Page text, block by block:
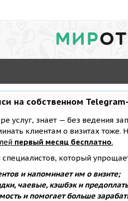
МИР
на собственном
услуг, знает — без ведения
клиентам о визитах
первый месяц бесплатно.
специалистов, который
и напоминает им о визите;
чаевые, кэшбэк и
и помогает больше